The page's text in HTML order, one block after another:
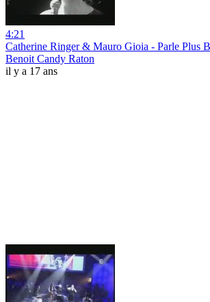
4:21
Catherine Ringer & Mauro Gioia - Parle Plus
Benoit Candy Raton
il y a 17 ans